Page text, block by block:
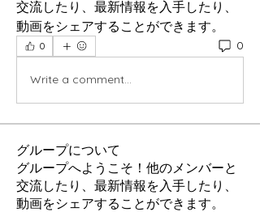
交流したり、最新情報を入手したり、
動画をシェアすることができます。
0 0
Write a comment...
グループについて
グループへようこそ！他のメンバーと
交流したり、最新情報を入手したり、
動画をシェアすることができます。